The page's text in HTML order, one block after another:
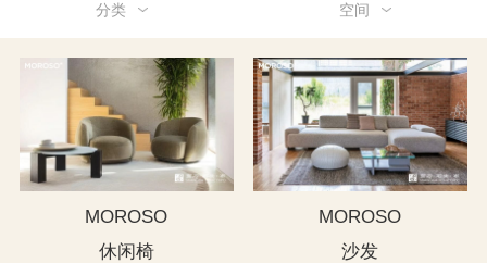
分类 空间
MOROSO
休闲椅
MOROSO
沙发